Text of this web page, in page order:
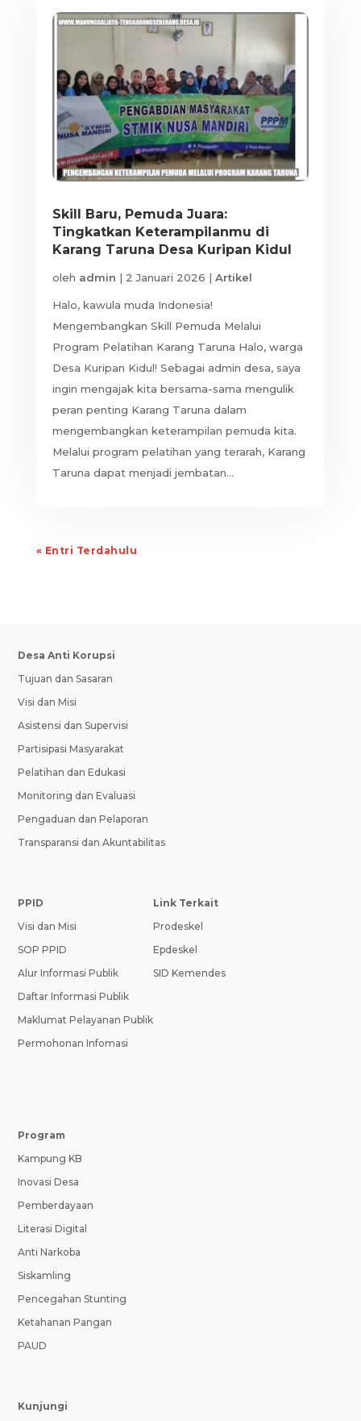
Skill Baru, Pemuda Juara:
Tingkatkan Keterampilanmu di
Karang Taruna Desa Kuripan Kidul
oleh admin | 2 Januari 2026 | Artikel
Halo, kawula muda Indonesia!
Mengembangkan Skill Pemuda Melalui
Program Pelatihan Karang Taruna Halo, warga
Desa Kuripan Kidul! Sebagai admin desa, saya
ingin mengajak kita bersama-sama mengulik
peran penting Karang Taruna dalam
mengembangkan keterampilan pemuda kita.
Melalui program pelatihan yang terarah, Karang
Taruna dapat menjadi jembatan...
« Entri Terdahulu
Desa Anti Korupsi
Tujuan dan Sasaran
Visi dan Misi
Asistensi dan Supervisi
Partisipasi Masyarakat
Pelatihan dan Edukasi
Monitoring dan Evaluasi
Pengaduan dan Pelaporan
Transparansi dan Akuntabilitas
PPID
Visi dan Misi
SOP PPID
Alur Informasi Publik
Daftar Informasi Publik
Maklumat Pelayanan Publik
Permohonan Infomasi
Link Terkait
Prodeskel
Epdeskel
SID Kemendes
Program
Kampung KB
Inovasi Desa
Pemberdayaan
Literasi Digital
Anti Narkoba
Siskamling
Pencegahan Stunting
Ketahanan Pangan
PAUD
Kunjungi